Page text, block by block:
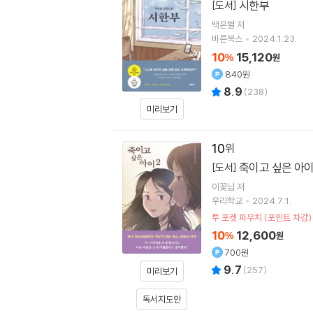
미리보기
[도서] 시한부
백은별 저
바른북스
2024.1.23.
10% 15,120원
840원
8.9 (238)
10
미리보기
독서지도안
[도서] 죽이고 싶은 아
이꽃님 저
우리학교
2024.7.1.
투 포켓 파우치 (포인트 차감)
10% 12,600원
700원
9.7 (257)